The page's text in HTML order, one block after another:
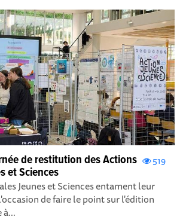
519
de restitution des Actions
et Sciences
Jeunes et Sciences entament leur
de faire le point sur l'édition